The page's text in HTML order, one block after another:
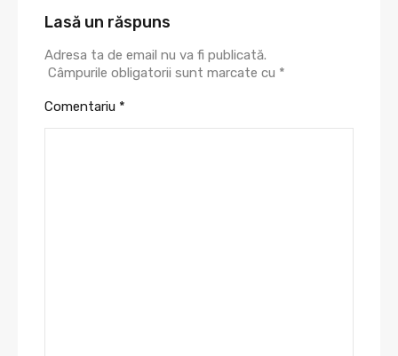
Lasă un răspuns
Adresa ta de email nu va fi publicată.
Câmpurile obligatorii sunt marcate cu *
Comentariu *